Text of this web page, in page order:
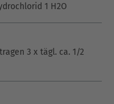
1 H2O
3 x tägl. ca. 1/2